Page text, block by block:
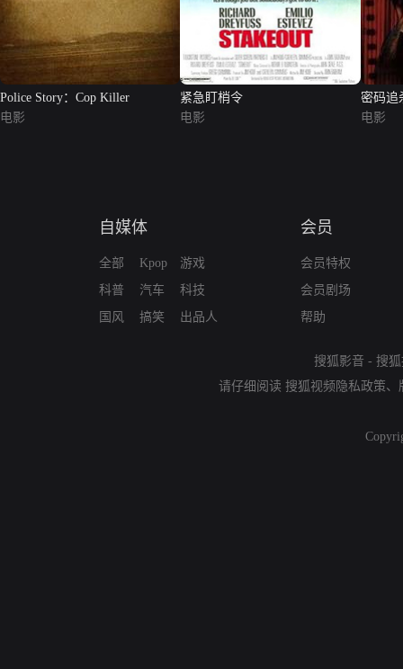
Police Story：Cop Killer
电影
紧急盯梢令
电影
密码追
电影
自媒体
全部
科普
国风
Kpop
汽车
搞笑
游戏
科技
出品人
会员
会员特权
会员剧场
帮助
搜狐影音 - 搜
请仔细阅读 搜狐视频隐私政策、